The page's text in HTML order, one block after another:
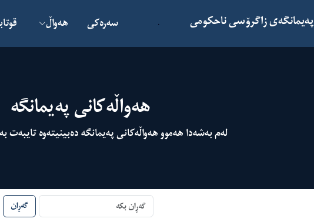
پەیمانگەی زاگرۆسی ناحکومی . سەرەکی هەواڵ
هەواڵەکانی پەیمانگە
لەم بەشەدا هەموو هەواڵەکانی پەیمانگە دەبینیتەوە
گەڕان